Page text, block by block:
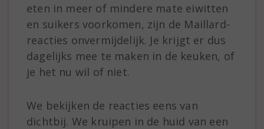
eten in meer of mindere mate eiwitten
en suikers voorkomen, zijn de Maillard-
reacties onvermijdelijk. Je krijgt er dus
dagelijks mee te maken in de keuken, of
je het nu wil of niet.
We bekijken de reacties eens van
dichtbij. We kruipen in de huid van een